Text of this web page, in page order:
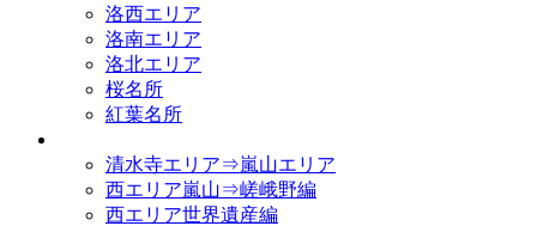
洛西エリア
洛南エリア
洛北エリア
桜名所
紅葉名所
清水寺エリア⇒嵐山エリア
西エリア嵐山⇒嵯峨野編
西エリア世界遺産編